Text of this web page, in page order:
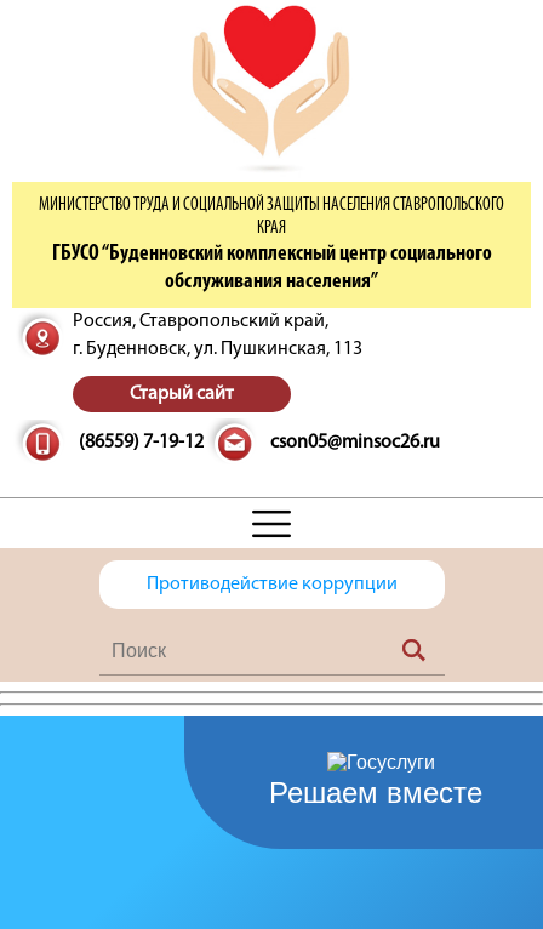
МИНИСТЕРСТВО ТРУДА И СОЦИАЛЬНОЙ ЗАЩИТЫ НАСЕЛЕНИЯ СТАВРОПОЛЬСКОГО
КРАЯ
ГБУСО “Буденновский комплексный центр социального
обслуживания населения”
Россия, Ставропольский край,
г. Буденновск,ул. Пушкинская, 113
Старый сайт
(86559) 7-19-12 cson05@minsoc26.ru
Противодействие коррупции
Решаем вместе